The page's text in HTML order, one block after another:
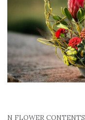
N FLOWER CONTENTS